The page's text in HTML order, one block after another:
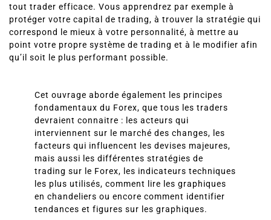
tout trader efficace. Vous apprendrez par exemple à
protéger votre capital de trading, à trouver la stratégie qui
correspond le mieux à votre personnalité, à mettre au
point votre propre système de trading et à le modifier afin
qu’il soit le plus performant possible.
Cet ouvrage aborde également les principes
fondamentaux du Forex, que tous les traders
devraient connaitre : les acteurs qui
interviennent sur le marché des changes, les
facteurs qui influencent les devises majeures,
mais aussi les différentes stratégies de
trading sur le Forex, les indicateurs techniques
les plus utilisés, comment lire les graphiques
en chandeliers ou encore comment identifier
tendances et figures sur les graphiques.